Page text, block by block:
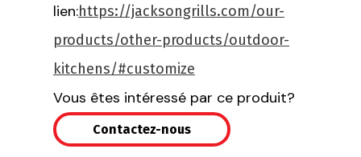
lien:https://jacksongrills.com/our-
products/other-products/outdoor-
kitchens/#customize
Vous êtes intéressé par ce produit?
Contactez-nous